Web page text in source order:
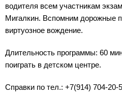
водителя всем участникам
Мигалкин. Вспомним дорожные
виртуозное вождение.
Длительность программы: 60
поиграть в детском центре.
Справки по тел.: +7(914) 704-20-